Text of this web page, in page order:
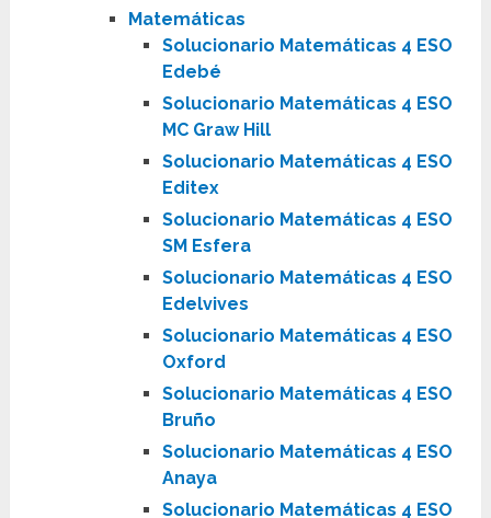
Matemáticas
Solucionario Matemáticas 4 ESO
Edebé
Solucionario Matemáticas 4 ESO
MC Graw Hill
Solucionario Matemáticas 4 ESO
Editex
Solucionario Matemáticas 4 ESO
SM Esfera
Solucionario Matemáticas 4 ESO
Edelvives
Solucionario Matemáticas 4 ESO
Oxford
Solucionario Matemáticas 4 ESO
Bruño
Solucionario Matemáticas 4 ESO
Anaya
Solucionario Matemáticas 4 ESO